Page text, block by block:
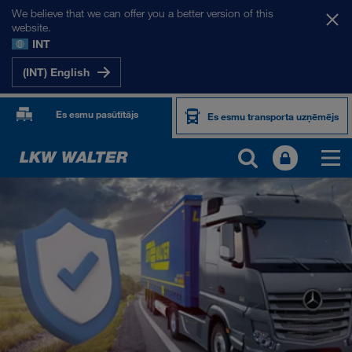
We believe that we can offer you a better version of this
website.
INT
(INT) English
Es esmu pasūtītājs Es esmu transporta uzņēmējs
PRODUKTI UN PAKALPOJUMI
Pārvadājumi pa autoceļiem
Digitāli risinājumi
Kombinētie pārvadājumi